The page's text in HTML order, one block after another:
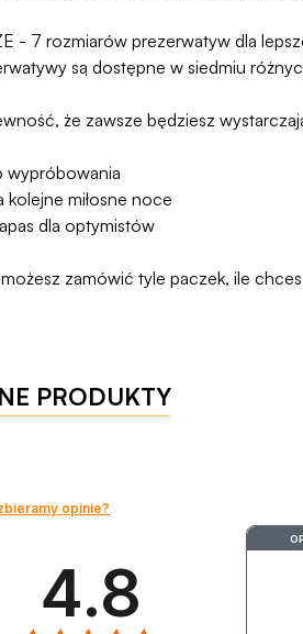
- 7 rozmiarów prezerwatyw dla
są dostępne w siedmiu
że zawsze będziesz
wypróbowania
kolejne miłosne noce
dla optymistów
zamówić tyle paczek, ile
PRODUKTY
opinie?
4.8